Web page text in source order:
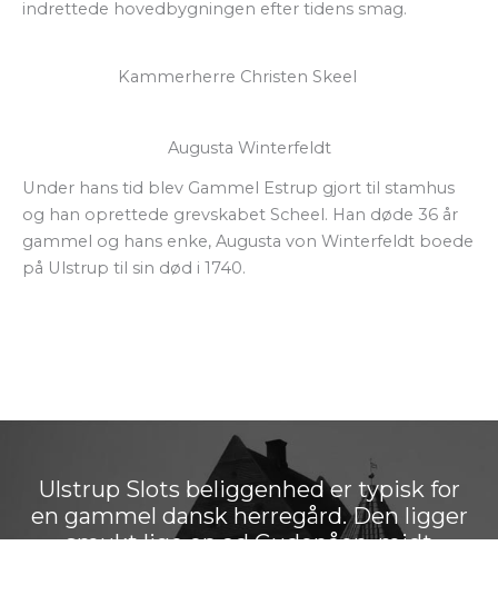
indrettede hovedbygningen efter tidens smag.
Kammerherre Christen Skeel
Augusta Winterfeldt
Under hans tid blev Gammel Estrup gjort til stamhus
og han oprettede grevskabet Scheel. Han døde 36 år
gammel og hans enke, Augusta von Winterfeldt boede
på Ulstrup til sin død i 1740.
Ulstrup Slots beliggenhed er typisk for
en gammel dansk herregård. Den ligger
smukt lige op ad Gudenåen, midt